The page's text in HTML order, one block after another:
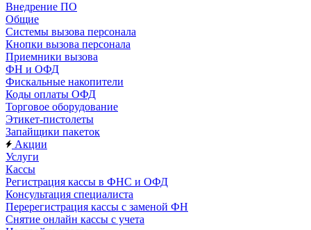
Внедрение ПО
Общие
Системы вызова персонала
Кнопки вызова персонала
Приемники вызова
ФН и ОФД
Фискальные накопители
Коды оплаты ОФД
Торговое оборудование
Этикет-пистолеты
Запайщики пакеток
Акции
Услуги
Кассы
Регистрация кассы в ФНС и ОФД
Консультация специалиста
Перерегистрация кассы с заменой ФН
Снятие онлайн кассы с учета